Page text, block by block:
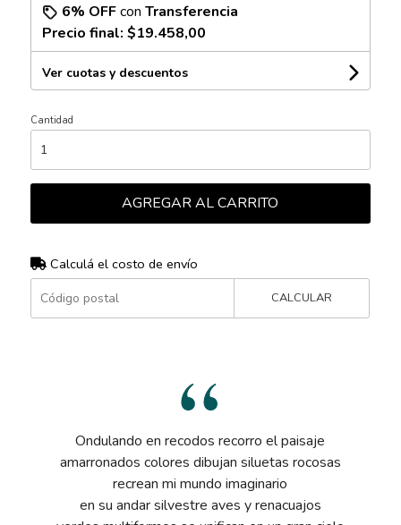
6% OFFcon Transferencia
Precio final: $19.458,00
Ver cuotas y descuentos
Cantidad
AGREGAR AL CARRITO
Calculá el costo de envío
CALCULAR
Ondulando en recodos recorro el paisaje
amarronados colores dibujan siluetas rocosas
recrean mi mundo imaginario
en su andar silvestre aves y renacuajos